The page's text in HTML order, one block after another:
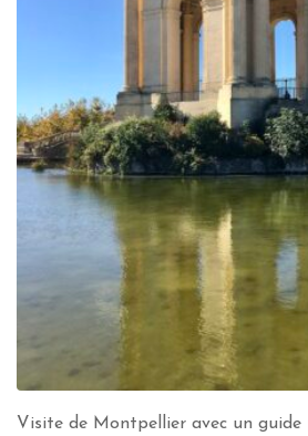
Visite de Montpellier avec un guide